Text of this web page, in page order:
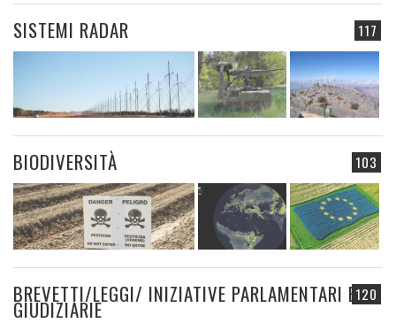
117
SISTEMI RADAR
103
BIODIVERSITÀ
120
BREVETTI/LEGGI/ INIZIATIVE PARLAMENTARI E
GIUDIZIARIE